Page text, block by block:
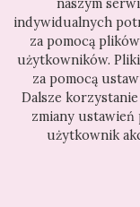
naszym
indywidualnych
za pomocą
użytkowników.
za pomocą
Dalsze
zmiany
użytkownik
nagrodę EDA dla
GouldStrike a
Reijer Zwaan,
roku, gdzie